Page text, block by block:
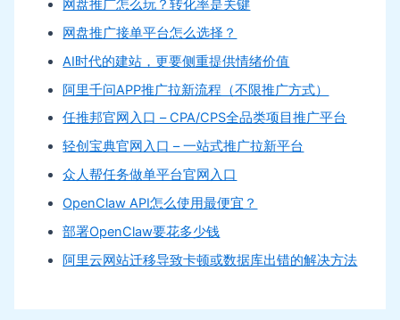
网盘推广怎么玩？转化率是关键
网盘推广接单平台怎么选择？
AI时代的建站，更要侧重提供情绪价值
阿里千问APP推广拉新流程（不限推广方式）
任推邦官网入口 – CPA/CPS全品类项目推广平台
轻创宝典官网入口 – 一站式推广拉新平台
众人帮任务做单平台官网入口
OpenClaw API怎么使用最便宜？
部署OpenClaw要花多少钱
阿里云网站迁移导致卡顿或数据库出错的解决方法